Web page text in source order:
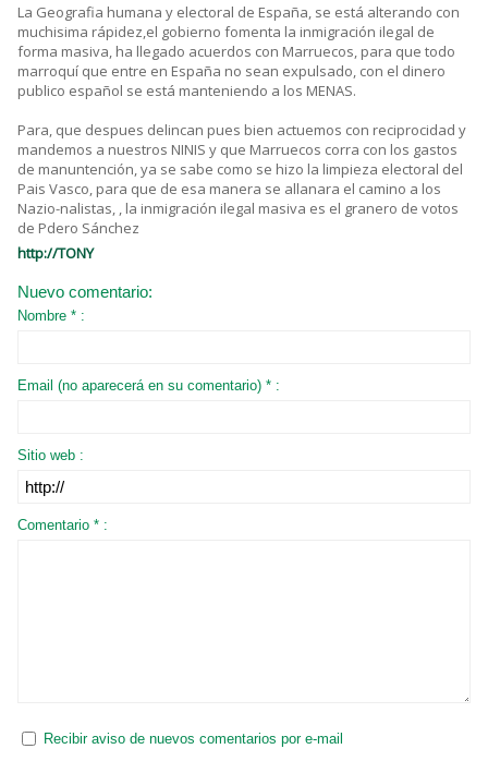
La Geografia humana y electoral de España, se está alterando con
muchisima rápidez,el gobierno fomenta la inmigración ilegal de
forma masiva, ha llegado acuerdos con Marruecos, para que todo
marroquí que entre en España no sean expulsado, con el dinero
publico español se está manteniendo a los MENAS.
Para, que despues delincan pues bien actuemos con reciprocidad y
mandemos a nuestros NINIS y que Marruecos corra con los gastos
de manuntención, ya se sabe como se hizo la limpieza electoral del
Pais Vasco, para que de esa manera se allanara el camino a los
Nazio-nalistas, , la inmigración ilegal masiva es el granero de votos
de Pdero Sánchez
http://TONY
Nuevo comentario:
Nombre * :
Email (no aparecerá en su comentario) * :
Sitio web :
Comentario * :
Recibir aviso de nuevos comentarios por e-mail